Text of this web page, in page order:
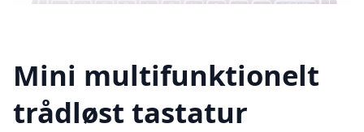
Mini multifunktionelt
trådløst tastatur